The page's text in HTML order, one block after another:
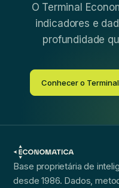
O Terminal
indicadores e
profundidade
Conhecer o Terminal
Base proprietária de
desde 1986. Dados,